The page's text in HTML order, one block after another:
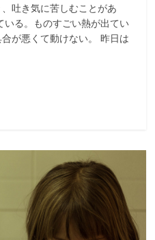
吐き気に苦しむことがあ
いる。ものすごい熱が出てい
が悪くて動けない。 昨日は